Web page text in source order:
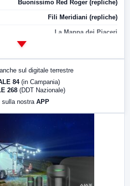
Buonissimo Red Roger (repliche)
Fili Meridiani (repliche)
La Mappa dei Piaceri
LabNews (replica)
sul digitale terrestre
84 (in Campania)
268 (DDT Nazionale)
sulla nostra APP